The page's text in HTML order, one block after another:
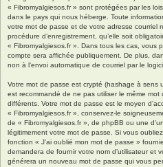
« Fibromyalgiesos.fr » sont protégées par les
dans le pays qui nous héberge. Toute
votre mot de passe et de votre adresse courriel
procédure d’enregistrement, qu’elle soit
« Fibromyalgiesos.fr ». Dans tous les cas, vous
compte sera affichée publiquement. De plus,
non à l’envoi automatique de courriel par le
Votre mot de passe est crypté (hashage à sens
est recommandé de ne pas utiliser le même
différents. Votre mot de passe est le moyen
« Fibromyalgiesos.fr », conservez-le
de « Fibromyalgiesos.fr », de phpBB ou une
légitimement votre mot de passe. Si vous
fonction « J’ai oublié mon mot de passe »
demandera de fournir votre nom d’utilisateur et
générera un nouveau mot de passe qui vous